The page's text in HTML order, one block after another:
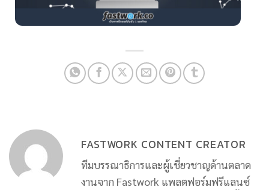
FASTWORK CONTENT CREATOR
ทีมบรรณาธิการและผู้เชี่ยวชาญด้านตลาด
งานจาก Fastwork แพลตฟอร์มฟรีแลนซ์